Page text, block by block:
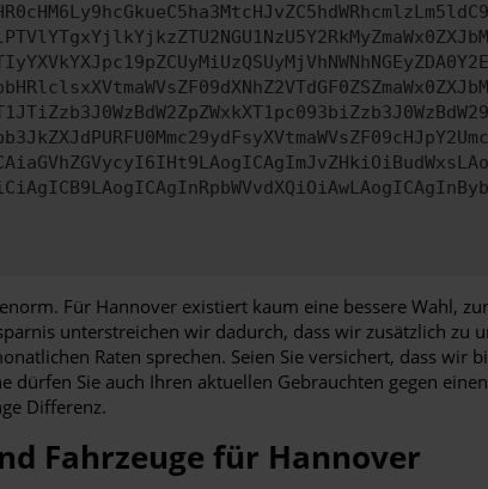
Für Hannover existiert kaum eine bessere Wahl,
unterstreichen wir dadurch, dass wir zusätzlich zu
Raten sprechen. Seien Sie versichert, dass
dürfen Sie auch Ihren aktuellen Gebrauchten gegen
Differenz.
Fahrzeuge für Hannover